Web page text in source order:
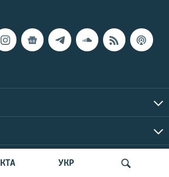
КТА УКР
2026 | Все права защищены.